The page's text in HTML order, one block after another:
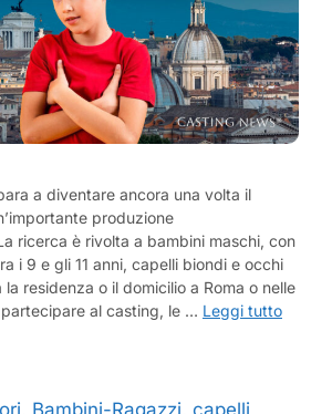
a diventare ancora una volta il
produzione
ricerca è rivolta a bambini maschi, con
i 9 e gli 11 anni, capelli biondi e occhi
residenza o il domicilio a Roma o nelle
al casting, le … Leggi tutto
, Bambini-Ragazzi,capelli